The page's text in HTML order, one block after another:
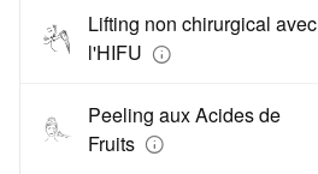
Lifting non chirurgical avec
l'HIFU
Peeling aux Acides de
Fruits